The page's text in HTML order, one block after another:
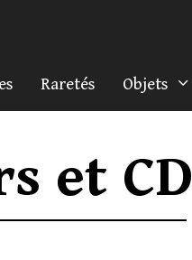
Raretés Objets
et CD